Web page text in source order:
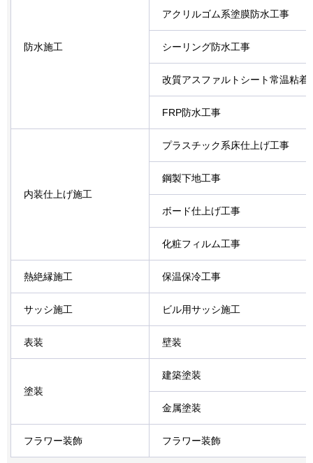
防水施工
アクリルゴム系塗膜防水工事
シーリング防水工事
改質アスファルトシート常温粘着
FRP防水工事
内装仕上げ施工
プラスチック系床仕上げ工事
鋼製下地工事
ボード仕上げ工事
化粧フィルム工事
熱絶縁施工 保温保冷工事
サッシ施工 ビル用サッシ施工
表装 壁装
塗装
建築塗装
金属塗装
フラワー装飾 フラワー装飾